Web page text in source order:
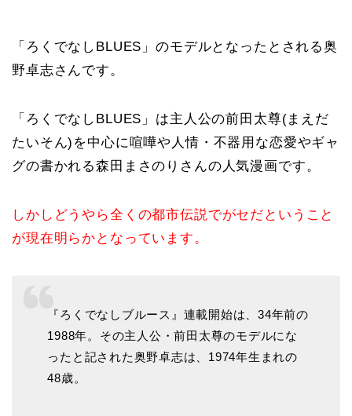
「ろくでなしBLUES」のモデルとなったとされる奥
野卓志さんです。
「ろくでなしBLUES」は主人公の前田太尊(まえだ
たいそん)を中心に喧嘩や人情・不器用な恋愛やギャ
グの書かれる森田まさのりさんの人気漫画です。
しかしどうやら全くの都市伝説でがセだということ
が現在明らかとなっています。
『ろくでなしブルース』連載開始は、34年前の
1988年。その主人公・前田太尊のモデルにな
ったと記された奥野卓志は、1974年生まれの
48歳。